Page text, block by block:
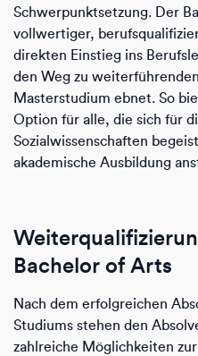
Schwerpunktsetzung. Der
vollwertiger,
direkten Einstieg ins
den Weg zu
Masterstudium ebnet. So
Option für alle, die sich für
Sozialwissenschaften
akademische Ausbildung
Bachelor of Arts
Nach dem erfolgreichen
Studiums stehen den
zahlreiche Möglichkeiten